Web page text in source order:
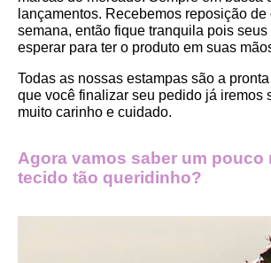
lançamentos. Recebemos reposição de
semana, então fique tranquila pois
esperar para ter o produto em suas
Todas as nossas estampas são a
que você finalizar seu pedido já iremos
muito carinho e cuidado.
Agora vamos saber um pouco
tecido tão queridinho?